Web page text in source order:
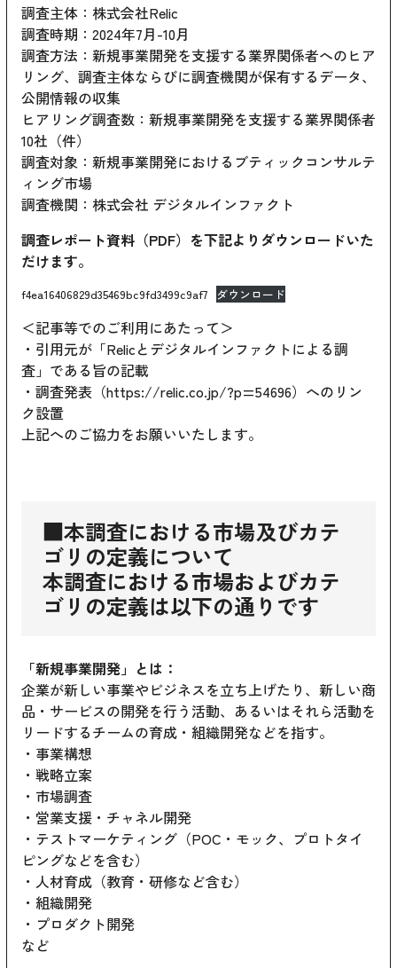
調査主体：株式会社Relic
調査時期：2024年7月-10月
調査方法：新規事業開発を支援する業界関係者へのヒア
リング、調査主体ならびに調査機関が保有するデータ、
公開情報の収集
ヒアリング調査数：新規事業開発を支援する業界関係者
10社（件）
調査対象：新規事業開発におけるブティックコンサルテ
ィング市場
調査機関：株式会社 デジタルインファクト
調査レポート資料（PDF）を下記よりダウンロードいた
だけます。
f4ea16406829d35469bc9fd3499c9af7 ダウンロード
＜記事等でのご利用にあたって＞
・引用元が「Relicとデジタルインファクトによる調
査」である旨の記載
・調査発表（https://relic.co.jp/?p=54696）へのリン
ク設置
上記へのご協力をお願いいたします。
■本調査における市場及びカテ
ゴリの定義について
本調査における市場およびカテ
ゴリの定義は以下の通りです
「新規事業開発」とは：
企業が新しい事業やビジネスを立ち上げたり、新しい商
品・サービスの開発を行う活動、あるいはそれら活動を
リードするチームの育成・組織開発などを指す。
・事業構想
・戦略立案
・市場調査
・営業支援・チャネル開発
・テストマーケティング（POC・モック、プロトタイ
ピングなどを含む）
・人材育成（教育・研修など含む）
・組織開発
・プロダクト開発
など